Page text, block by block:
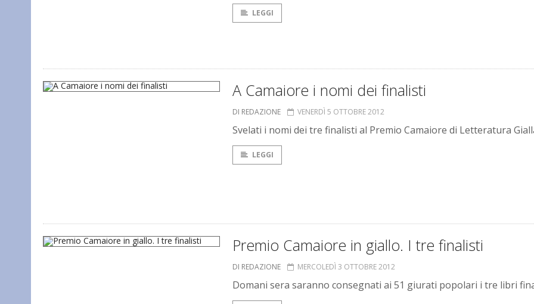
LEGGI
A Camaiore i nomi dei finalisti
DI REDAZIONE VENERDÌ 5 OTTOBRE 2012
Svelati i nomi dei tre finalisti al Premio Camaiore di Letteratura
LEGGI
Premio Camaiore in giallo. I tre finalisti
DI REDAZIONE MERCOLEDÌ 3 OTTOBRE 2012
Domani sera saranno consegnati ai 51 giurati popolari i tre libri